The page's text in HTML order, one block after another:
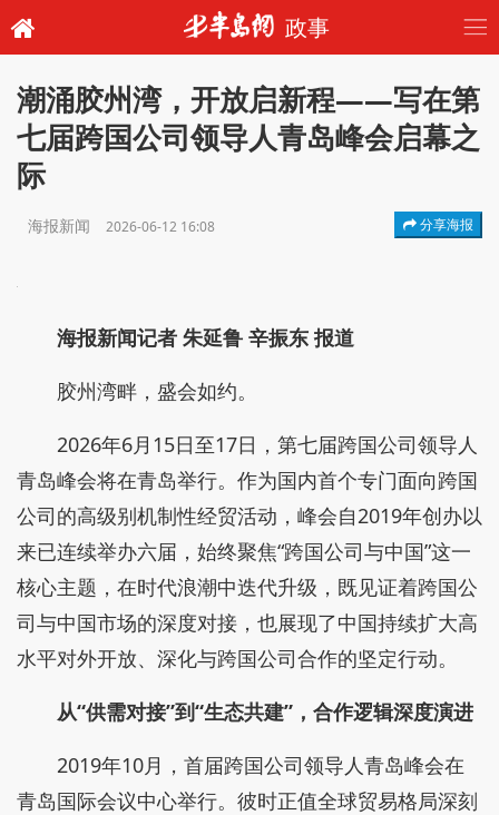
政事
潮涌胶州湾，开放启新程——写在第
七届跨国公司领导人青岛峰会启幕之
际
海报新闻 2026-06-12 16:08 分享海报
海报新闻记者 朱延鲁 辛振东 报道
胶州湾畔，盛会如约。
2026年6月15日至17日，第七届跨国公司领导人
青岛峰会将在青岛举行。作为国内首个专门面向跨国
公司的高级别机制性经贸活动，峰会自2019年创办以
来已连续举办六届，始终聚焦“跨国公司与中国”这一
核心主题，在时代浪潮中迭代升级，既见证着跨国公
司与中国市场的深度对接，也展现了中国持续扩大高
水平对外开放、深化与跨国公司合作的坚定行动。
从“供需对接”到“生态共建”，合作逻辑深度演进
2019年10月，首届跨国公司领导人青岛峰会在
青岛国际会议中心举行。彼时正值全球贸易格局深刻